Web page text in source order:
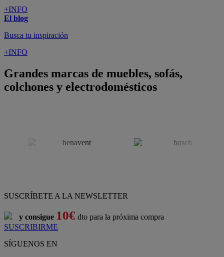
+INFO
El blog
Busca tu inspiración
+INFO
Grandes marcas de muebles, sofás,
colchones y electrodomésticos
SUSCRÍBETE A LA NEWSLETTER
y consigue 10€ dto para la próxima compra
SUSCRIBIRME
SÍGUENOS EN